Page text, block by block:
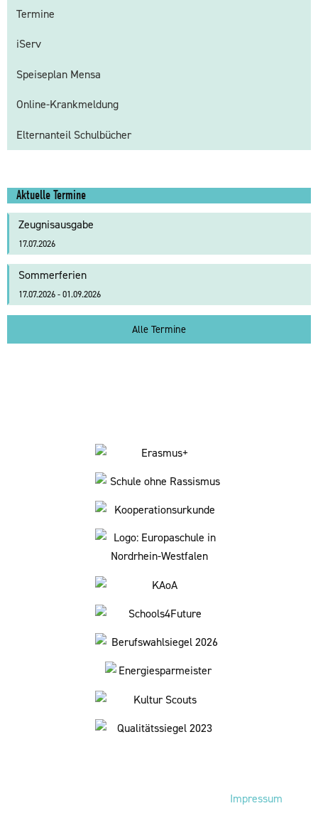
Termine
iServ
Speiseplan Mensa
Online-Krankmeldung
Elternanteil Schulbücher
Aktuelle Termine
Zeugnisausgabe
17.07.2026
Sommerferien
17.07.2026 - 01.09.2026
Alle Termine
Impressum